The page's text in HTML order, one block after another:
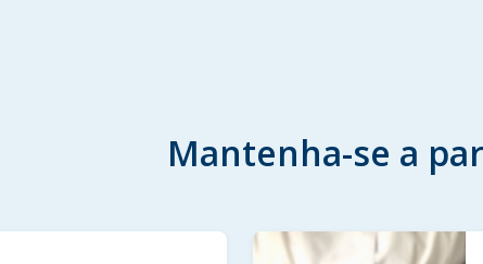
Mantenha-se a